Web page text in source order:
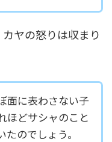
ヤの怒りは収まり
面に表わさない子
ほどサシャのこと
のでしょう。